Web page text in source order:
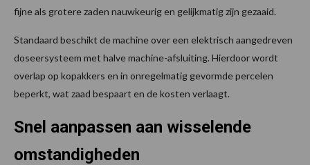
fijne als grotere zaden nauwkeurig en gelijkmatig zijn gezaaid.
Standaard beschikt de machine over een elektrisch aangedreven
doseersysteem met halve machine-afsluiting. Hierdoor wordt
overlap op kopakkers en in onregelmatig gevormde percelen
beperkt, wat zaad bespaart en de kosten verlaagt.
Snel aanpassen aan wisselende
omstandigheden